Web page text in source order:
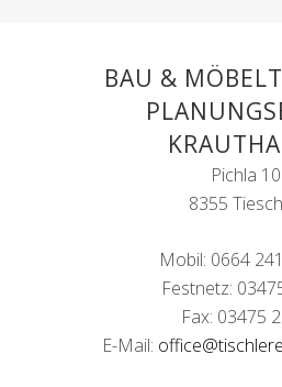
BAU &
Pichla 10
8355
Mobil: 0664
Festnetz:
Fax: 03475
E-Mail: